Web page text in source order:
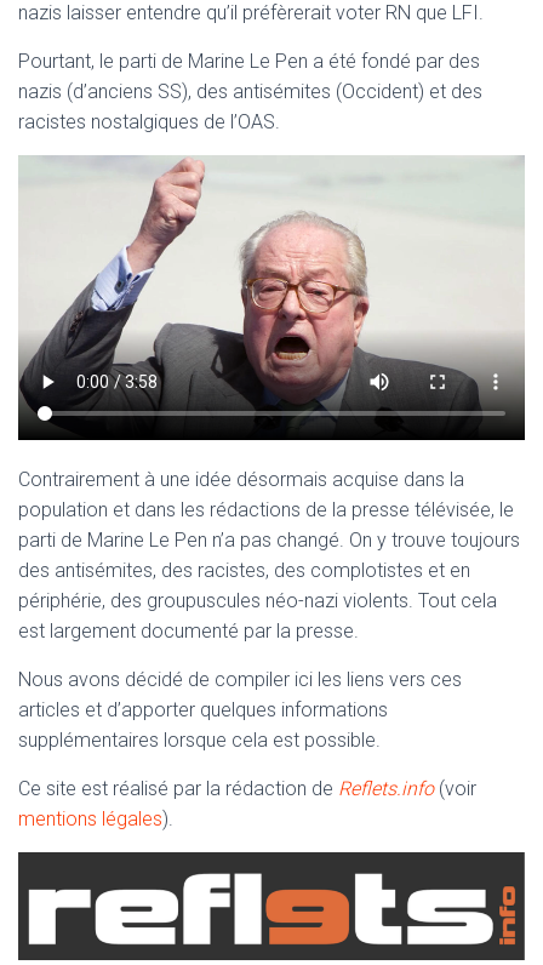
nazis laisser entendre qu’il préfèrerait voter RN que LFI.
Pourtant, le parti de Marine Le Pen a été fondé par des
nazis (d’anciens SS), des antisémites (Occident) et des
racistes nostalgiques de l’OAS.
Contrairement à une idée désormais acquise dans la
population et dans les rédactions de la presse télévisée, le
parti de Marine Le Pen n’a pas changé. On y trouve toujours
des antisémites, des racistes, des complotistes et en
périphérie, des groupuscules néo-nazi violents. Tout cela
est largement documenté par la presse.
Nous avons décidé de compiler ici les liens vers ces
articles et d’apporter quelques informations
supplémentaires lorsque cela est possible.
Ce site est réalisé par la rédaction de Reflets.info(voir
mentions légales).